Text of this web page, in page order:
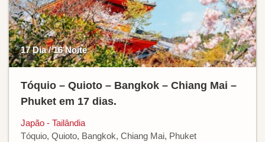
17 Dia / 16 Noite
Tóquio – Quioto – Bangkok – Chiang Mai –
Phuket em 17 dias.
Japão - Tailândia
Tóquio, Quioto, Bangkok, Chiang Mai, Phuket